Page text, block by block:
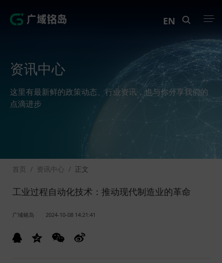
解决方案
案例中心
EN
资讯中心
这里有最新鲜的政策动态、行业资讯，也与你分享我们的
点滴进步
首页 / 资讯中心 / 正文
工业过程自动化技术：推动现代制造业的革命
广域铭岛 2024-10-08 14:21:41